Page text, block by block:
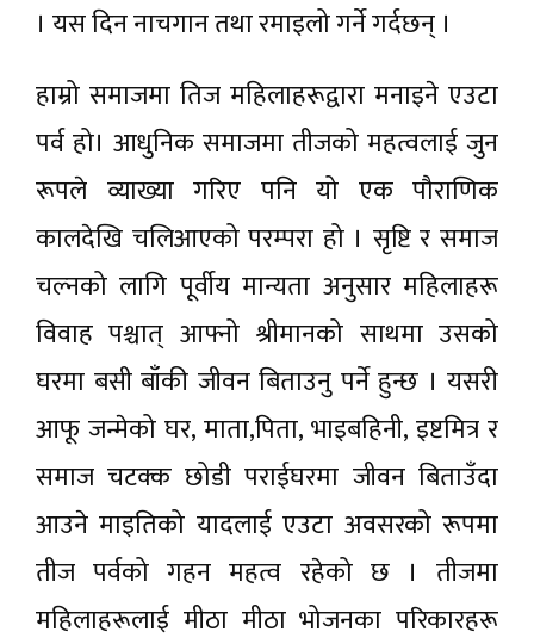
। यस दिन नाचगान तथा रमाइलो गर्ने गर्दछन् ।
हाम्रो समाजमा तिज महिलाहरूद्वारा मनाइने एउटा
पर्व हो। आधुनिक समाजमा तीजको महत्वलाई जुन
रूपले व्याख्या गरिए पनि यो एक पौराणिक
कालदेखि चलिआएको परम्परा हो । सृष्टि र समाज
चल्नको लागि पूर्वीय मान्यता अनुसार महिलाहरू
विवाह पश्चात् आफ्नो श्रीमानको साथमा उसको
घरमा बसी बाँकी जीवन बिताउनु पर्ने हुन्छ । यसरी
आफू जन्मेको घर, माता,पिता, भाइबहिनी, इष्टमित्र र
समाज चटक्क छोडी पराईघरमा जीवन बिताउँदा
आउने माइतिको यादलाई एउटा अवसरको रूपमा
तीज पर्वको गहन महत्व रहेको छ । तीजमा
महिलाहरूलाई मीठा मीठा भोजनका परिकारहरू